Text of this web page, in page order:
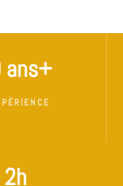
ans+
2h